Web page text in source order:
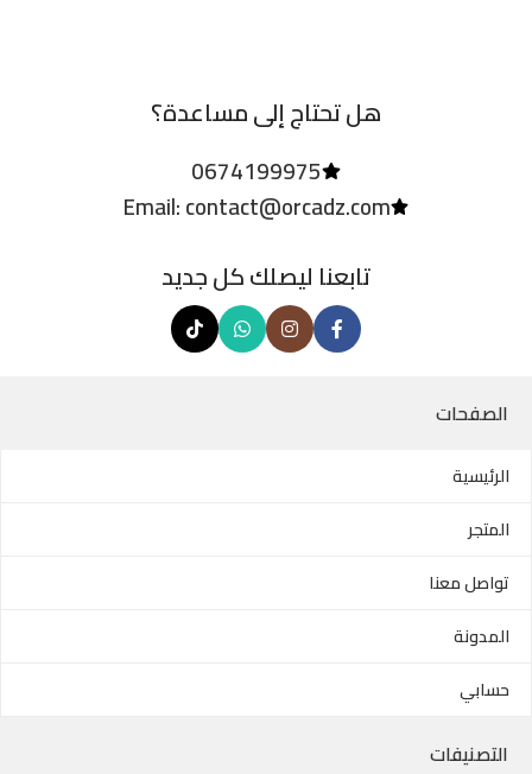
هل تحتاج إلى مساعدة؟
0674199975
Email: contact@orcadz.com
تابعنا ليصلك كل جديد
الصفحات
الرئيسية
المتجر
تواصل معنا
المدونة
حسابي
التصنيفات